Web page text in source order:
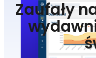
Zaufały